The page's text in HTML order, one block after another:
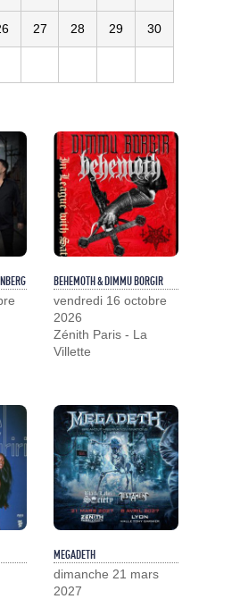
27 28 29 30
BEHEMOTH & DIMMU BORGIR
vendredi 16 octobre
2026
Zénith Paris - La
Villette
MEGADETH
dimanche 21 mars
2027